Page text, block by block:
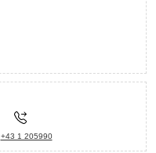
+43 1 205990